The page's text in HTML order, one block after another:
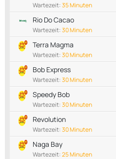
Wartezeit:35 Minuten
Rio Do Cacao
Wartezeit:30 Minuten
Terra Magma
Wartezeit:30 Minuten
Bob Express
Wartezeit:30 Minuten
Speedy Bob
Wartezeit:30 Minuten
Revolution
Wartezeit:30 Minuten
Naga Bay
Wartezeit:25 Minuten